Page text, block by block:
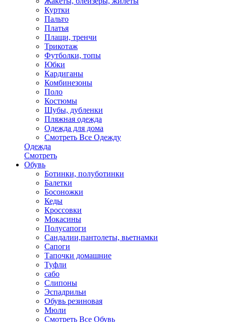
Куртки
Пальто
Платья
Плащи, тренчи
Трикотаж
Футболки, топы
Юбки
Кардиганы
Комбинезоны
Поло
Костюмы
Шубы, дубленки
Пляжная одежда
Одежда для дома
Смотреть Все Одежду
Одежда
Смотреть
Обувь
Ботинки, полуботинки
Балетки
Босоножки
Кеды
Кроссовки
Мокасины
Полусапоги
Сандалии,пантолеты, вьетнамки
Сапоги
Тапочки домашние
Туфли
сабо
Слипоны
Эспадрильи
Обувь резиновая
Мюли
Смотреть Все Обувь